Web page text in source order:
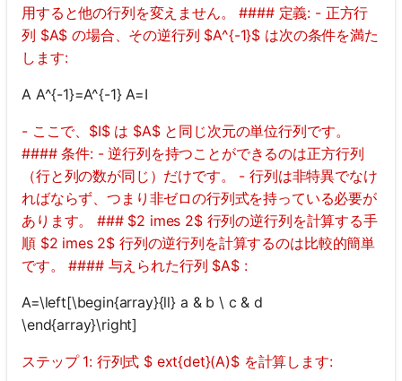
用すると他の行列を変えません。 #### 定義: - 正方行
列 $A$ の場合、その逆行列 $A^{-1}$ は次の条件を満た
します:
A A^{-1}=A^{-1} A=I
- ここで、$I$ は $A$ と同じ次元の単位行列です。
#### 条件: - 逆行列を持つことができるのは正方行列
（行と列の数が同じ）だけです。 - 行列は非特異でなけ
ればならず、つまり非ゼロの行列式を持っている必要が
あります。 ### $2 imes 2$ 行列の逆行列を計算する手
順 $2 imes 2$ 行列の逆行列を計算するのは比較的簡単
です。 #### 与えられた行列 $A$ :
A=\left[\begin{array}{ll} a & b \ c & d
\end{array}\right]
ステップ 1: 行列式 $ ext{det}(A)$ を計算します: